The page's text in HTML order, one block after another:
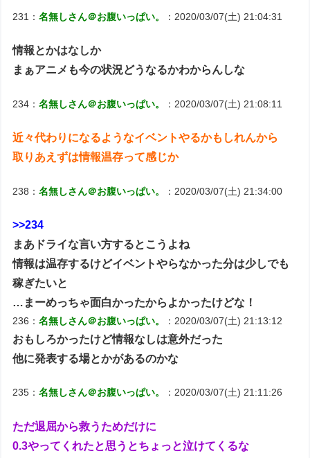
231：名無しさん＠お腹いっぱい。 ：2020/03/07(土) 21:04:31
情報とかはなしか
まぁアニメも今の状況どうなるかわからんしな
234：名無しさん＠お腹いっぱい。 ：2020/03/07(土) 21:08:11
近々代わりになるようなイベントやるかもしれんから
取りあえずは情報温存って感じか
238：名無しさん＠お腹いっぱい。 ：2020/03/07(土) 21:34:00
>>234
まあドライな言い方するとこうよね
情報は温存するけどイベントやらなかった分は少しでも
稼ぎたいと
…まーめっちゃ面白かったからよかったけどな！
236：名無しさん＠お腹いっぱい。 ：2020/03/07(土) 21:13:12
おもしろかったけど情報なしは意外だった
他に発表する場とかがあるのかな
235：名無しさん＠お腹いっぱい。 ：2020/03/07(土) 21:11:26
ただ退屈から救うためだけに
0.3やってくれたと思うとちょっと泣けてくるな